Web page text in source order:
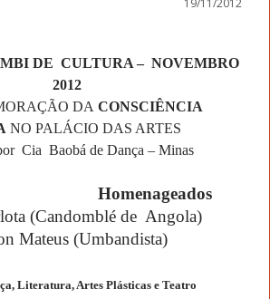
DE CULTURA – NOVEMBRO
2012
DA CONSCIÊNCIA
NO PALÁCIO DAS ARTES
Cia Baobá de Dança – Minas
Homenageados
(Candomblé de Angola)
Mateus (Umbandista)
Literatura, Artes Plásticas e Teatro